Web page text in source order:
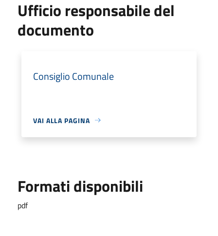
Ufficio responsabile del
documento
Consiglio Comunale
VAI ALLA PAGINA
Formati disponibili
pdf